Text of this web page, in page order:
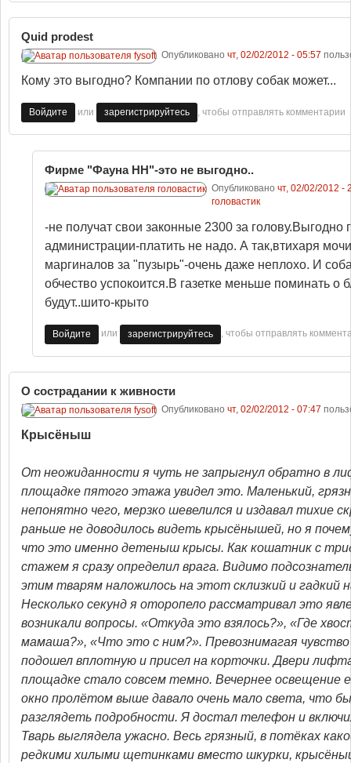
Quid prodest
Опубликовано чт, 02/02/2012 - 05:57
Кому это выгодно? Компании по отлову собак может...
Войдите или зарегистрируйтесь , чтобы отправлять комментарии
Фирме "Фауна НН"-это не выгодно..
Опубликовано чт, 02/02/2012 -
головастик
-не получат свои законные 2300 за голову.Выгодно
администрации-платить не надо. А так,втихаря
маргиналов за "пузырь"-очень даже неплохо. И
обчество успокоится.В газетке меньше поминать о
будут..шито-крыто
Войдите или зарегистрируйтесь , чтобы отправлять
О сострадании к живности
Опубликовано чт, 02/02/2012 - 07:47
Крысёныш
От неожиданности я чуть не запрыгнул обратно в
площадке пятого этажа увидел это. Маленький,
непонятно чего, мерзко шевелился и издавал тихие
раньше не доводилось видеть крысёнышей, но я
что это именно детеныш крысы. Как кошатник с
стажем я сразу определил врага. Видимо
этим тварям наложилось на этот склизкий и гадкий
Несколько секунд я оторопело рассматривал это
возникали вопросы. «Откуда это взялось?», «Где
мамаша?», «Что это с ним?». Превознимагая чувство
подошел вплотную и присел на корточки. Двери
площадке стало совсем темно. Вечернее освещение
окно пролётом выше давало очень мало света, что
разглядеть подробности. Я достал телефон и
Тварь выглядела ужасно. Весь грязный, в потёках
редкими хилыми щетинками вместо шкурки,